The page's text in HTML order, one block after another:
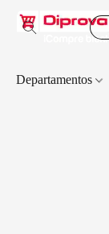
Departamentos